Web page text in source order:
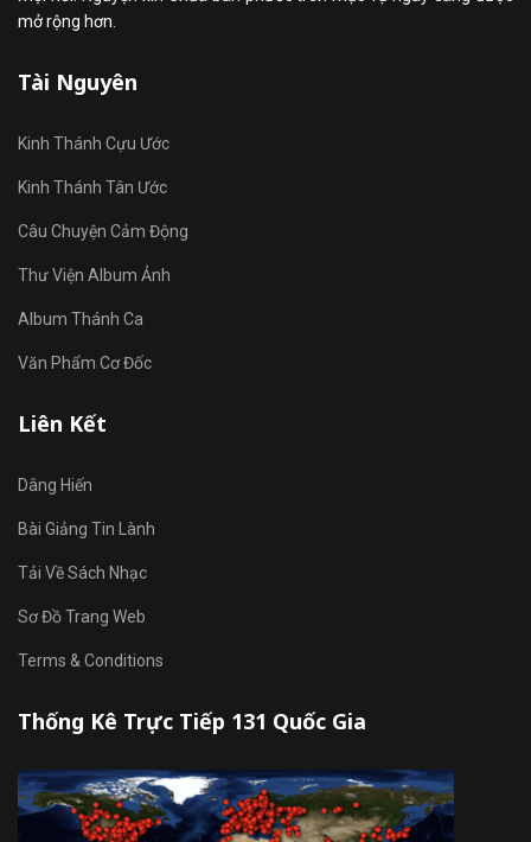
mở rộng hơn.
Tài Nguyên
Kinh Thánh Cựu Ước
Kinh Thánh Tân Ước
Câu Chuyện Cảm Động
Thư Viện Album Ảnh
Album Thánh Ca
Văn Phẩm Cơ Đốc
Liên Kết
Dâng Hiến
Bài Giảng Tin Lành
Tải Về Sách Nhạc
Sơ Đồ Trang Web
Terms & Conditions
Thống Kê Trực Tiếp 131 Quốc Gia